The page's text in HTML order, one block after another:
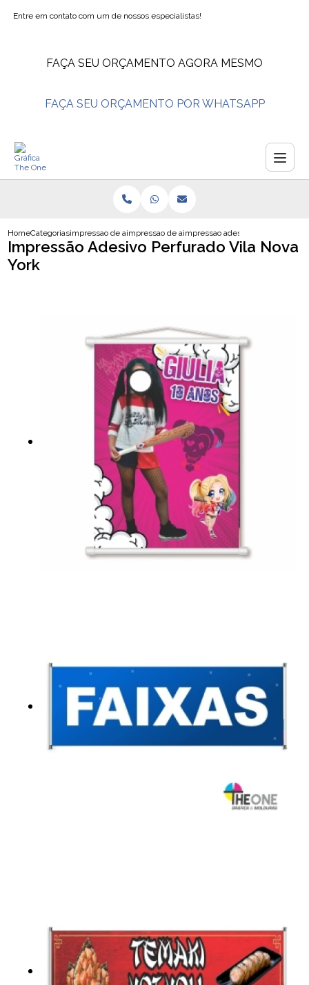
Entre em contato com um de nossos especialistas!
FAÇA SEU ORÇAMENTO AGORA MESMO
FAÇA SEU ORÇAMENTO POR WHATSAPP
HomeCategoriasimpressao de adesivosimpressao de adesivo envelopamento
impressao adesivo perfurado vila
Impressão Adesivo Perfurado Vila Nova
York